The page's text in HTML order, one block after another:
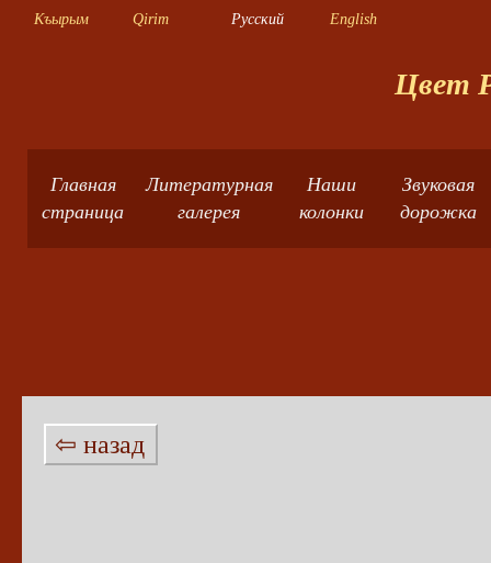
Къырым Qirim Русский English
Цвет
Главная
страница
Литературная
галерея
Наши
колонки
Звуковая
дорожка
⇦ назад